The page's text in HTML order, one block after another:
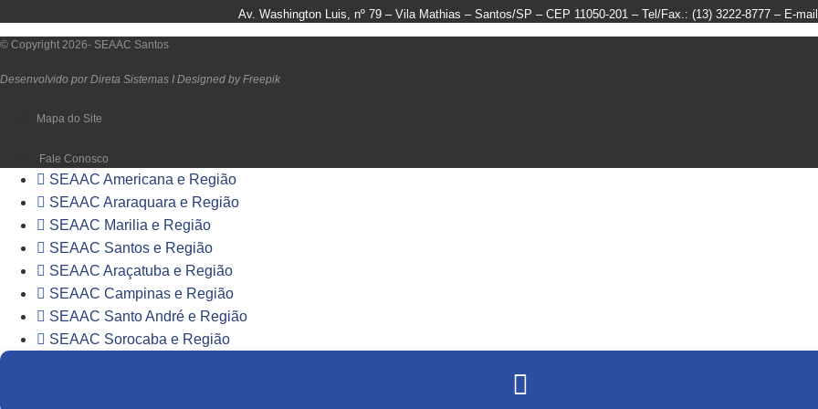
Av. Washington Luis, nº 79 – Vila Mathias – Santos/SP – CEP 11050-201 – Tel/Fax.: (13) 3222-8777 – E-
© Copyright 2026- SEAAC Santos
Desenvolvido por Direta Sistemas I Designed by Freepik
Mapa do Site
Fale Conosco
SEAAC Americana e Região
SEAAC Araraquara e Região
SEAAC Marilia e Região
SEAAC Santos e Região
SEAAC Araçatuba e Região
SEAAC Campinas e Região
SEAAC Santo André e Região
SEAAC Sorocaba e Região